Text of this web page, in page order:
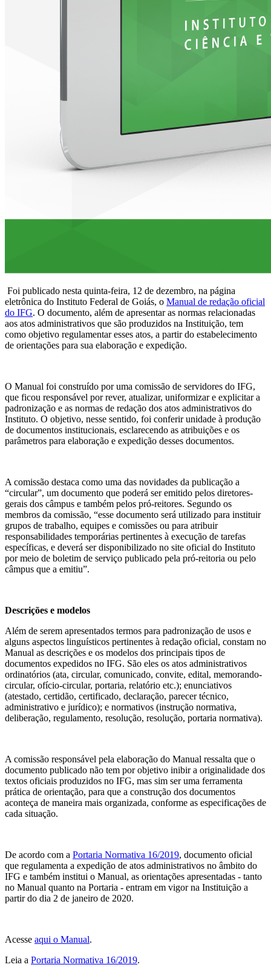
Foi publicado nesta quinta-feira, 12 de dezembro, na página
eletrônica do Instituto Federal de Goiás, o Manual de redação oficial
do IFG. O documento, além de apresentar as normas relacionadas
aos atos administrativos que são produzidos na Instituição, tem
como objetivo regulamentar esses atos, a partir do estabelecimento
de orientações para sua elaboração e expedição.
O Manual foi construído por uma comissão de servidores do IFG,
que ficou responsável por rever, atualizar, uniformizar e explicitar a
padronização e as normas de redação dos atos administrativos do
Instituto. O objetivo, nesse sentido, foi conferir unidade à produção
de documentos institucionais, esclarecendo as atribuições e os
parâmetros para elaboração e expedição desses documentos.
A comissão destaca como uma das novidades da publicação a
“circular”, um documento que poderá ser emitido pelos diretores-
gerais dos câmpus e também pelos pró-reitores. Segundo os
membros da comissão, “esse documento será utilizado para instituir
grupos de trabalho, equipes e comissões ou para atribuir
responsabilidades temporárias pertinentes à execução de tarefas
específicas, e deverá ser disponibilizado no site oficial do Instituto
por meio de boletim de serviço publicado pela pró-reitoria ou pelo
câmpus que a emitiu”.
Descrições e modelos
Além de serem apresentados termos para padronização de usos e
alguns aspectos linguísticos pertinentes à redação oficial, constam no
Manual as descrições e os modelos dos principais tipos de
documentos expedidos no IFG. São eles os atos administrativos
ordinatórios (ata, circular, comunicado, convite, edital, memorando-
circular, ofício-circular, portaria, relatório etc.); enunciativos
(atestado, certidão, certificado, declaração, parecer técnico,
administrativo e jurídico); e normativos (instrução normativa,
deliberação, regulamento, resolução, resolução, portaria normativa).
A comissão responsável pela elaboração do Manual ressalta que o
documento publicado não tem por objetivo inibir a originalidade dos
textos oficiais produzidos no IFG, mas sim ser uma ferramenta
prática de orientação, para que a construção dos documentos
aconteça de maneira mais organizada, conforme as especificações de
cada situação.
De acordo com a Portaria Normativa 16/2019, documento oficial
que regulamenta a expedição de atos administrativos no âmbito do
IFG e também institui o Manual, as orientações apresentadas - tanto
no Manual quanto na Portaria - entram em vigor na Instituição a
partir do dia 2 de janeiro de 2020.
Acesse aqui o Manual.
Leia a Portaria Normativa 16/2019.